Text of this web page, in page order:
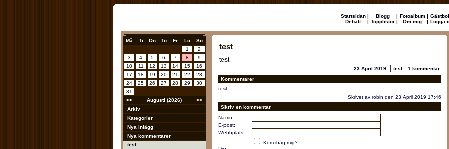
Startsidan | Blogg | Fotoalbum |
Debatt
| Topplistor | Om mig | Logga
Må Ti On To Fr Lö
Sö
1
2
3
4 5 6 7 8
9
10
11 12 13 14 15
16
17
18 19 20 21 22
23
24
25 26 27 28 29
30
31
<<
Augusti (2026)
>>
Arkiv
Kategorier
Nya inlägg
Nya kommentarer
test
test
test
23 April 2019 | test| 1 kommentar
Kommentarer
test
Skrivet av robin den 23 April 2019 17:46
Skriv en kommentar
Namn:
E-post:
Webbplats:
Kom ihåg mig?